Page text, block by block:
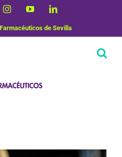
InstagramYouTubeLinkedIn
de Sevilla